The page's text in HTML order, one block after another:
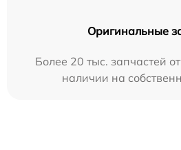
Оригинальные
Более 20 тыс. запчастей
наличии на